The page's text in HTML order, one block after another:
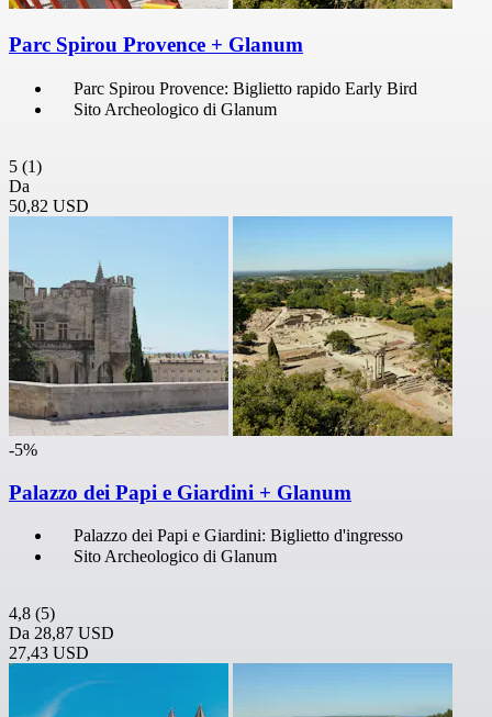
Parc Spirou Provence + Glanum
Parc Spirou Provence: Biglietto rapido Early Bird
Sito Archeologico di Glanum
5 (1)
Da
50,82 USD
-5%
Palazzo dei Papi e Giardini + Glanum
Palazzo dei Papi e Giardini: Biglietto d'ingresso
Sito Archeologico di Glanum
4,8 (5)
Da 28,87 USD
27,43 USD